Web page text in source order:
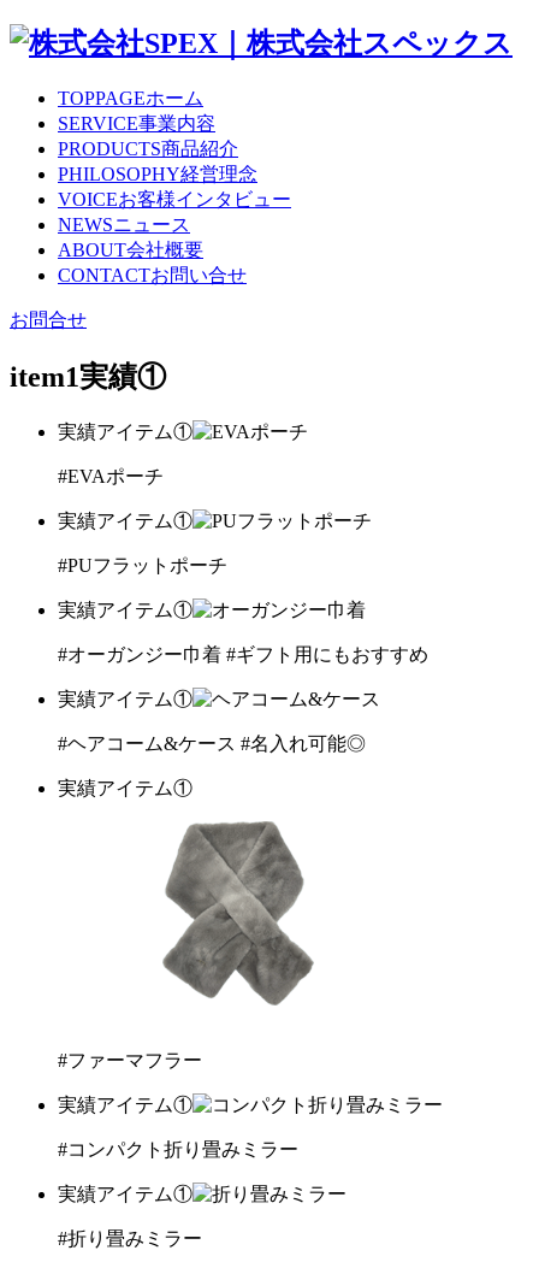
TOPPAGEホーム
SERVICE事業内容
PRODUCTS商品紹介
PHILOSOPHY経営理念
VOICEお客様インタビュー
NEWSニュース
ABOUT会社概要
CONTACTお問い合せ
お問合せ
item1実績①
実績アイテム①
#EVAポーチ
実績アイテム①
#PUフラットポーチ
実績アイテム①
#オーガンジー巾着 #ギフト用にもおすすめ
実績アイテム①
#ヘアコーム&ケース #名入れ可能◎
実績アイテム①
#ファーマフラー
実績アイテム①
#コンパクト折り畳みミラー
実績アイテム①
#折り畳みミラー